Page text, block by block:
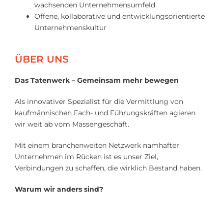
wachsenden Unternehmensumfeld
Offene, kollaborative und entwicklungsorientierte
Unternehmenskultur
ÜBER UNS
Das Tatenwerk – Gemeinsam mehr bewegen
Als innovativer Spezialist für die Vermittlung von
kaufmännischen Fach- und Führungskräften agieren
wir weit ab vom Massengeschäft.
Mit einem branchenweiten Netzwerk namhafter
Unternehmen im Rücken ist es unser Ziel,
Verbindungen zu schaffen, die wirklich Bestand haben.
Warum wir anders sind?